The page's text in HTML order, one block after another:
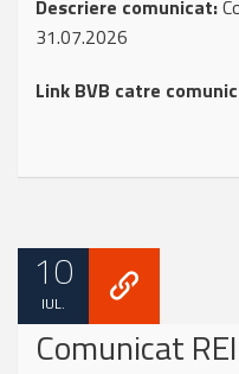
Descriere comunicat:
31.07.2026
Link BVB catre
10
IUL.
Comunicat